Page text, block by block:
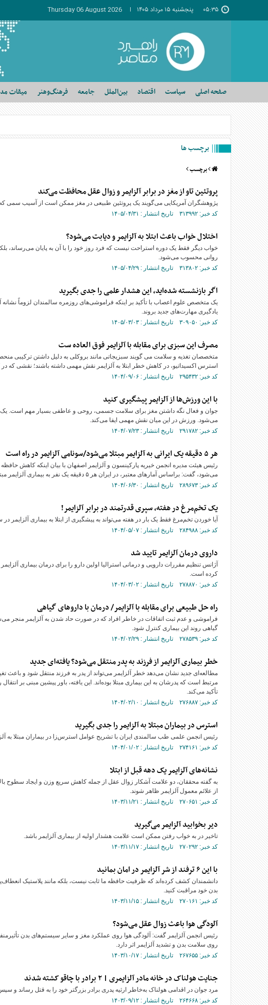
۰۵:۳۵ پنجشنبه ۱۵ مرداد ۱۴۰۵ Thursday 06 August 2026
صفحه اصلی سیاست اقتصاد بین‌الملل جامعه فرهنگ‌وهنر میقات
برچسب ها
برچسب
پروتئین تاو از مغز در برابر آلزایمر و زوال عقل محافظت می‌کند
پژوهشگران آمریکایی می‌گویند یک پروتئین طبیعی در مغز ممکن است از آسیب سمی
کد خبر: ۳۱۳۹۹۲ تاریخ انتشار : ۱۴۰۵/۰۴/۳۱
اختلال خواب باعث ابتلا به آلزایمر و دیابت می‌شود؟
خواب دیگر فقط یک دوره استراحت نیست که فرد روز خود را با آن به پایان می‌رساند،
روانی محسوب می‌شود.
کد خبر: ۳۱۳۸۰۲ تاریخ انتشار : ۱۴۰۵/۰۴/۲۹
اگر بازنشسته شده‌اید، این هشدار علمی را جدی بگیرید
یک متخصص علوم اعصاب با تأکید بر اینکه فراموشی‌های روزمره سالمندان لزوماً نشانه
یادگیری مهارت‌های جدید بروند.
کد خبر: ۳۰۹۰۵۰ تاریخ انتشار : ۱۴۰۵/۰۳/۰۳
مصرف این سبزی برای مقابله با آلزایمر فوق العاده ست
متخصصان تغذیه و سلامت می گویند سبزیجاتی مانند بروکلی به‌ دلیل داشتن ترکیبی
استرس اکسیداتیو، در کاهش خطر ابتلا به آلزایمر نقش مهمی داشته باشند؛ نقشی که
کد خبر: ۲۹۵۴۳۲ تاریخ انتشار : ۱۴۰۴/۰۹/۰۶
با این ورزش‌ها از آلزایمر پیشگیری کنید
جوان و فعال نگه داشتن مغز برای سلامت جسمی، روحی و عاطفی بسیار مهم است. یک
می‌شود. ورزش در این میان نقش مهمی ایفا می‌کند.
کد خبر: ۲۹۱۷۸۲ تاریخ انتشار : ۱۴۰۴/۰۷/۲۳
هر ۵ دقیقه یک ایرانی به آلزایمر مبتلا می‌شود/سونامی آلزایمر در راه است
رئیس هیئت مدیره انجمن خیریه پارکینسون و آلزایمر اصفهان با بیان اینکه کاهش
می‌شود، گفت: براساس آمار‌های معتبر، در ایران هر ۵ دقیقه یک نفر به بیماری آلزایمر مبتلا می‌شود.
کد خبر: ۲۸۹۶۷۳ تاریخ انتشار : ۱۴۰۴/۰۶/۳۰
یک تخم‌مرغ در هفته، سپری قدرتمند در برابر آلزایمر!
آیا خوردن تخم‌مرغ فقط یک بار در هفته می‌تواند به پیشگیری از ابتلا به بیماری
کد خبر: ۲۸۴۹۸۸ تاریخ انتشار : ۱۴۰۴/۰۵/۰۷
داروی درمان آلزایمر تایید شد
کرده است.
کد خبر: ۲۷۸۸۷۰ تاریخ انتشار : ۱۴۰۴/۰۳/۰۲
راه حل طبیعی برای مقابله با آلزایمر/ درمان با داروهای گیاهی
گیاهی روند این بیماری کنترل شود.
کد خبر: ۲۷۸۵۳۹ تاریخ انتشار : ۱۴۰۴/۰۲/۲۹
خطر بیماری آلزایمر از فرزند به پدر منتقل می‌شود؟ یافته‌ای جدید
مطالعه‌ای جدید نشان می‌دهد خطر آلزایمر می‌تواند از پدر به فرزند منتقل شود و باعث
مرتبط است که پدرشان به این بیماری مبتلا بوده‌اند. این یافته، باور پیشین مبنی بر
تأکید می‌کند.
کد خبر: ۲۷۶۸۸۷ تاریخ انتشار : ۱۴۰۴/۰۲/۱۰
استرس در بیماران مبتلا به آلزایمر را جدی بگیرید
رئیس انجمن علمی طب سالمندی ایران با تشریح عوامل استرس‌زا در بیماران مبتلا به
کد خبر: ۲۷۴۱۶۱ تاریخ انتشار : ۱۴۰۴/۰۱/۰۲
نشانه‌های آلزایمر یک دهه قبل از ابتلا
از علائم معمول آلزایمر ظاهر شوند.
کد خبر: ۲۷۰۶۵۱ تاریخ انتشار : ۱۴۰۳/۱۱/۲۱
دیر بخوابید آلزایمر ‌می‌گیرید
تاخیر در به خواب رفتن ممکن است علامت هشدار اولیه از بیماری آلزایمر باشد.
کد خبر: ۲۷۰۲۹۲ تاریخ انتشار : ۱۴۰۳/۱۱/۱۷
با این ۶ ترفند از شر آلزایمر در امان بمانید
دانشمندان کشف کرده‌اند که ظرفیت حافظه ما ثابت نیست، بلکه مانند پلاستیک
بدن خود مراقبت کنید.
کد خبر: ۲۷۰۱۶۱ تاریخ انتشار : ۱۴۰۳/۱۱/۱۵
آلودگی هوا باعث زوال عقل می‌شود؟
رئیس انجمن آلزایمر گفت: آلودگی هوا روی عملکرد مغز و سایر سیستم‌های بدن
روی سلامت بدن و تشدید آلزایمر اثر دارد.
کد خبر: ۲۶۷۶۵۵ تاریخ انتشار : ۱۴۰۳/۱۰/۱۷
جنایت هولناک در خانه مادر آلزایمری | ۲ برادر با چاقو کشته شدند
مرد جوان در اقدامی هولناک به‌خاطر ارثیه پدری برادر بزرگتر خود را به قتل رساند و
کد خبر: ۲۶۴۶۶۸ تاریخ انتشار : ۱۴۰۳/۰۹/۱۲